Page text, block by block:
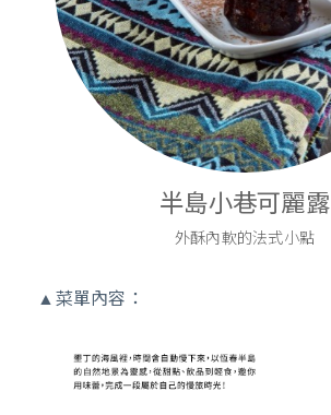
半島小巷可麗露
外酥內軟的法式小點
▲菜單內容：